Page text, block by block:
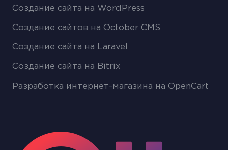
Создание сайта на WordPress
Создание сайтов на October CMS
Создание сайта на Laravel
Создание сайта на Bitrix
Разработка интернет-магазина на OpenCart